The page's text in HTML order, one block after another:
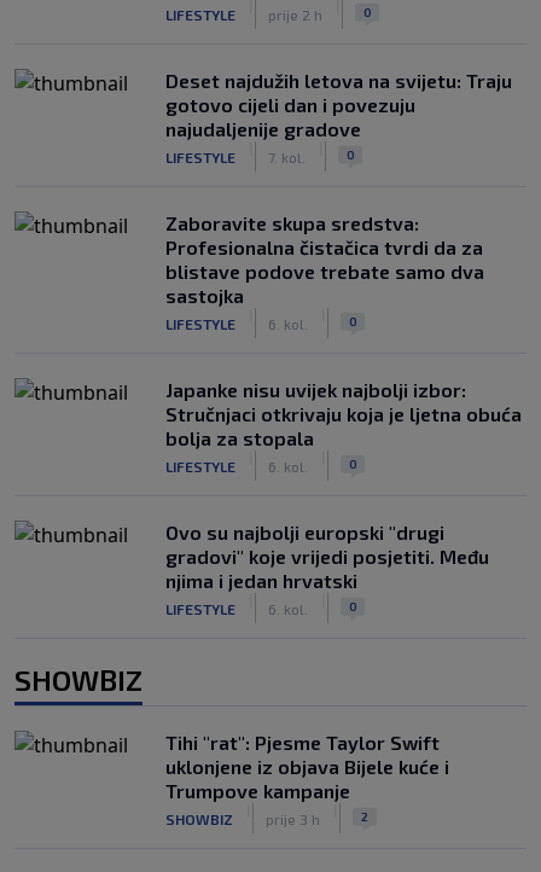
LIFESTYLE prije 2 h 0
Deset najdužih letova na svijetu: Traju
gotovo cijeli dan i povezuju
najudaljenije gradove
LIFESTYLE 7. kol. 0
Zaboravite skupa sredstva:
Profesionalna čistačica tvrdi da za
blistave podove trebate samo dva
sastojka
LIFESTYLE 6. kol. 0
Japanke nisu uvijek najbolji izbor:
Stručnjaci otkrivaju koja je ljetna obuća
bolja za stopala
LIFESTYLE 6. kol. 0
Ovo su najbolji europski "drugi
gradovi" koje vrijedi posjetiti. Među
njima i jedan hrvatski
LIFESTYLE 6. kol. 0
SHOWBIZ
Tihi "rat": Pjesme Taylor Swift
uklonjene iz objava Bijele kuće i
Trumpove kampanje
SHOWBIZ prije 3 h 2